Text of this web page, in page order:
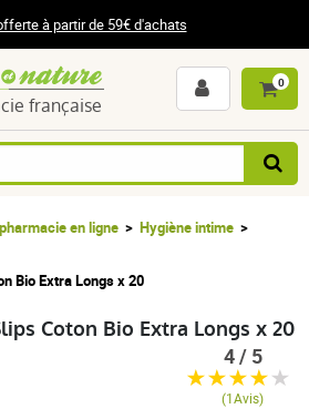
à partir de 59€ d'achats
française
0
en ligne
Hygiène intime
Bio Extra Longs x 20
Coton Bio Extra Longs x 20
4 / 5
(1Avis)